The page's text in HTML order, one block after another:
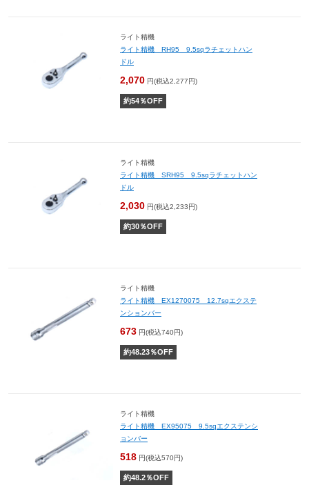
ライト精機
ライト精機 RH95 9.5sqラチェットハン
ドル
2,070 円(税込2,277円)
約54％OFF
ライト精機
ライト精機 SRH95 9.5sqラチェットハン
ドル
2,030 円(税込2,233円)
約30％OFF
ライト精機
ライト精機 EX1270075 12.7sqエクステ
ンションバー
673 円(税込740円)
約48.23％OFF
ライト精機
ライト精機 EX95075 9.5sqエクステンシ
ョンバー
518 円(税込570円)
約48.2％OFF